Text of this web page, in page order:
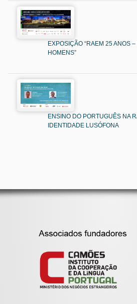
EXPOSIÇÃO “RAEM 25 ANOS
HOMENS”
ENSINO DO PORTUGUÊS NA
IDENTIDADE LUSÓFONA